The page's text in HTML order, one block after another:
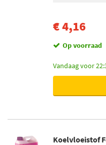
€ 4,16
Op voorraad
Vandaag voor
Koelvloeistof